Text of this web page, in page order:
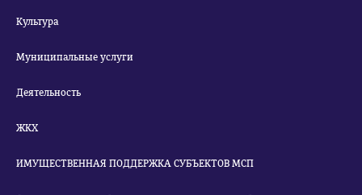
Культура
Муниципальные услуги
Деятельность
ЖКХ
ИМУЩЕСТВЕННАЯ ПОДДЕРЖКА СУБЪЕКТОВ МСП